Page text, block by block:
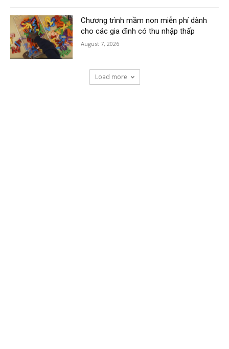
Chương trình mầm non miễn phí dành
cho các gia đình có thu nhập thấp
August 7, 2026
Load more